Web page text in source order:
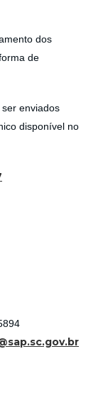
dos
de
enviados
disponível no